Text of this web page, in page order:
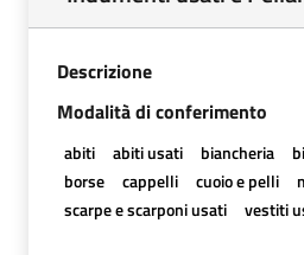
Descrizione
Modalità di conferimento
abiti abiti usati biancheria
borse
cappelli cuoio e pelli
scarpe e scarponi usati
vestiti